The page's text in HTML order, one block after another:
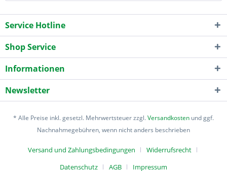
Service Hotline
Shop Service
Informationen
Newsletter
* Alle Preise inkl. gesetzl. Mehrwertsteuer zzgl.Versandkosten und ggf.
Nachnahmegebühren, wenn nicht anders beschrieben
Versand und Zahlungsbedingungen
Widerrufsrecht
Datenschutz
AGB Impressum